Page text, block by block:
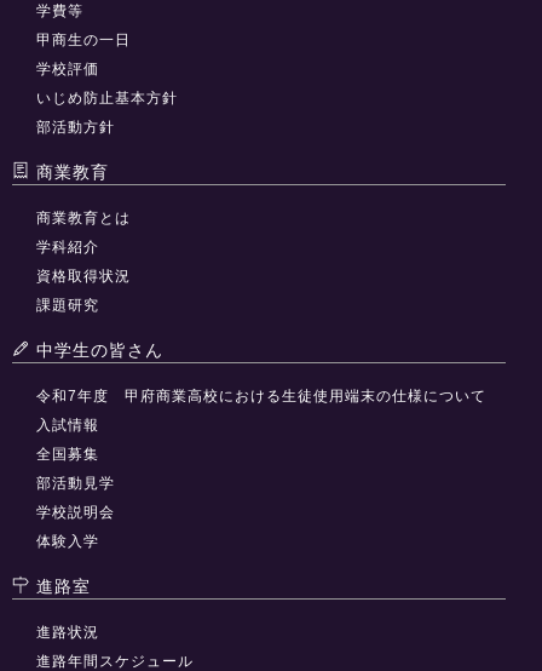
学費等
甲商生の一日
学校評価
いじめ防止基本方針
部活動方針
商業教育
商業教育とは
学科紹介
資格取得状況
課題研究
中学生の皆さん
令和7年度 甲府商業高校における生徒使用端末の仕様について
入試情報
全国募集
部活動見学
学校説明会
体験入学
進路室
進路状況
進路年間スケジュール